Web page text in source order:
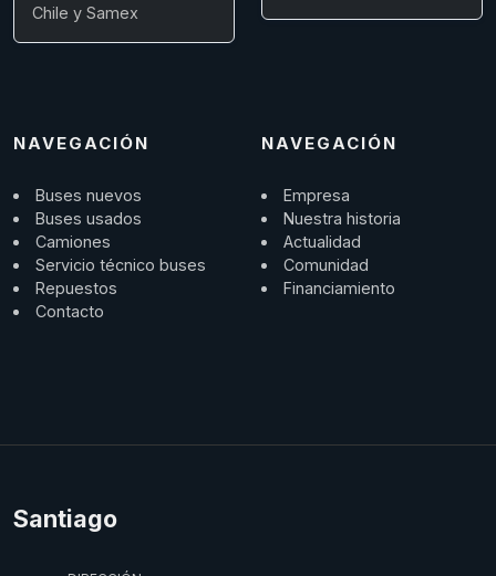
Chile y Samex
NAVEGACIÓN
Buses nuevos
Buses usados
Camiones
Servicio técnico buses
Repuestos
Contacto
NAVEGACIÓN
Empresa
Nuestra historia
Actualidad
Comunidad
Financiamiento
Santiago